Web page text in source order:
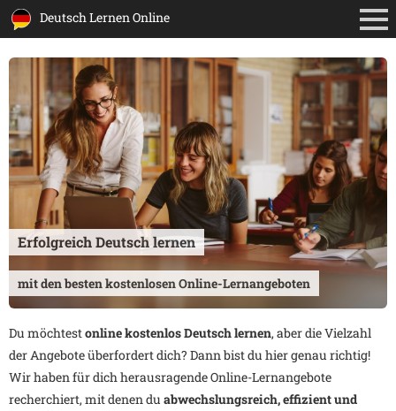
Deutsch Lernen Online
Erfolgreich Deutsch lernen
mit den besten kostenlosen Online-Lernangeboten
Du möchtestonline kostenlos Deutsch lernen, aber die Vielzahl
der Angebote überfordert dich? Dann bist du hier genau richtig!
Wir haben für dich herausragende Online-Lernangebote
recherchiert, mit denen du abwechslungsreich, effizient und